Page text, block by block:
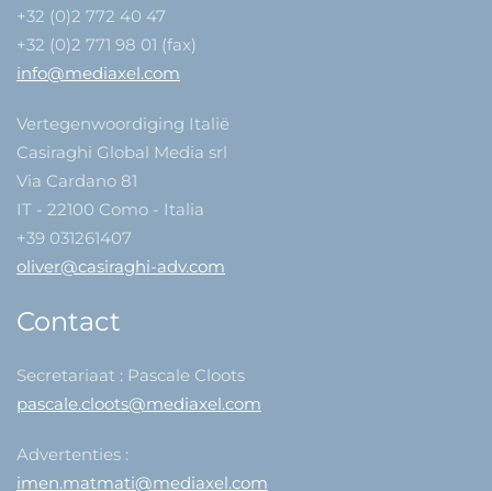
+32 (0)2 772 40 47
+32 (0)2 771 98 01 (fax)
info@mediaxel.com
Vertegenwoordiging Italië
Casiraghi Global Media srl
Via Cardano 81
IT - 22100 Como - Italia
+39 031261407
oliver@casiraghi-adv.com
Contact
Secretariaat : Pascale Cloots
pascale.cloots@mediaxel.com
Advertenties :
imen.matmati@mediaxel.com